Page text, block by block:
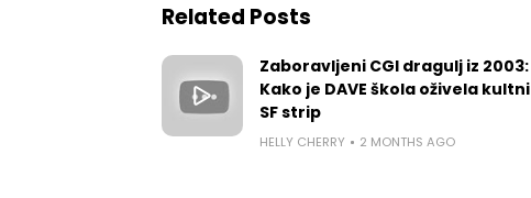
Related Posts
Zaboravljeni CGI dragulj iz 2003:
Kako je DAVE škola oživela kultni
SF strip
HELLY CHERRY 2 MONTHS AGO